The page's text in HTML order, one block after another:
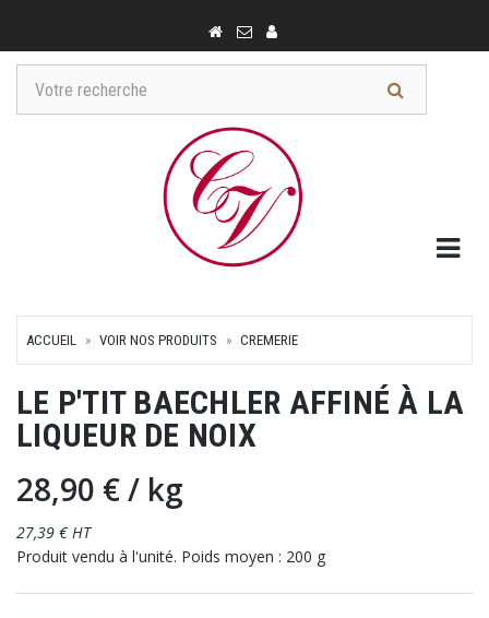
ACCUEIL VOIR NOS PRODUITS CREMERIE
LE P'TIT BAECHLER AFFINÉ À LA
LIQUEUR DE NOIX
28,90 €/ kg
27,39 € HT
Produit vendu à l'unité. Poids moyen : 200 g